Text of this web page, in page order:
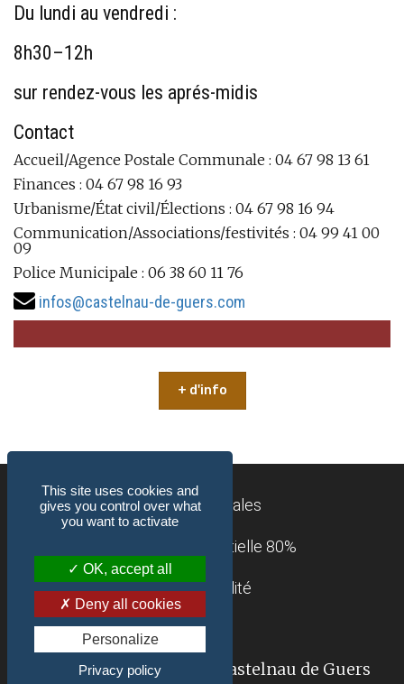
Du lundi au vendredi :
8h30–12h
sur rendez-vous les aprés-midis
Contact
Accueil/Agence Postale Communale : 04 67 98 13 61
Finances : 04 67 98 16 93
Urbanisme/État civil/Élections : 04 67 98 16 94
Communication/Associations/festivités : 04 99 41 00
09
Police Municipale : 06 38 60 11 76
infos@castelnau-de-guers.com
+ d'info
Mentions légales
Accessibilité : partielle 80%
Confidentialité
Contact
© 2018-2026 Mairie de Castelnau de Guers
This site uses cookies and
gives you control over what
you want to activate
OK, accept all
Deny all cookies
Personalize
Privacy policy